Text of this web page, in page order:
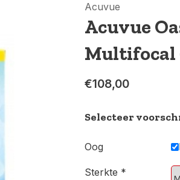
Acuvue
Acuvue
Multifocal
€108,00
Selecteer
Oog
Sterkte *